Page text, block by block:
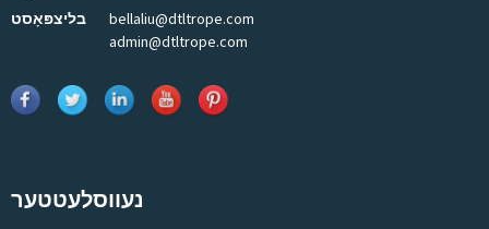
בליצפּאָסט
bellaliu@dtltrope.com
admin@dtltrope.com
נעווסלעטטער